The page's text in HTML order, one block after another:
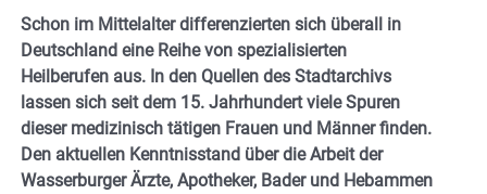
Schon im Mittelalter differenzierten sich überall in
Deutschland eine Reihe von spezialisierten
Heilberufen aus. In den Quellen des Stadtarchivs
lassen sich seit dem 15. Jahrhundert viele Spuren
dieser medizinisch tätigen Frauen und Männer finden.
Den aktuellen Kenntnisstand über die Arbeit der
Wasserburger Ärzte, Apotheker, Bader und Hebammen